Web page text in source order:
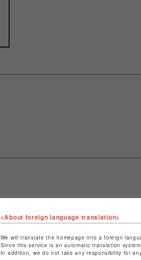
店舗名
特定商取引
ショップお
<About foreign language translation>
We will translate the homepage into a foreign
Since this service is an automatic translation
In addition, we do not take any responsibility for